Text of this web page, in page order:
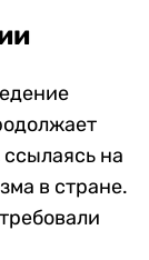
на
в стране.